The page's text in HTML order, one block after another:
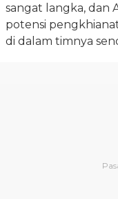
sangat langka, dan
potensi
di dalam timnya